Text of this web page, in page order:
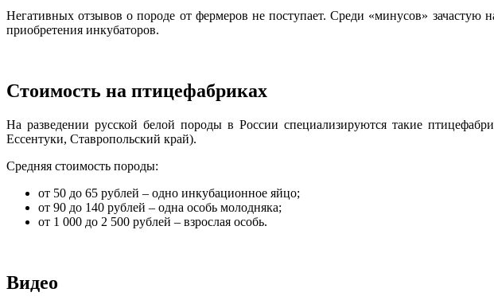
Негативных отзывов о породе от фермеров не поступает. Среди «минусов» зачастую
приобретения инкубаторов.
Стоимость на птицефабриках
На разведении русской белой породы в России специализируются такие
Ессентуки, Ставропольский край).
Средняя стоимость породы:
от 50 до 65 рублей – одно инкубационное яйцо;
от 90 до 140 рублей – одна особь молодняка;
от 1 000 до 2 500 рублей – взрослая особь.
Видео